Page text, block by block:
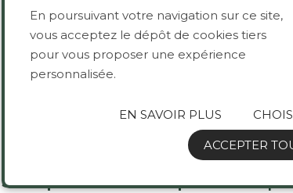
Grande contenance : nos sacs sont disponibles en diverses
Résistants aux poids importants : biodégradable ne signifie
Utilisable pour tout type de déchet : disposez-y vos déchets
conteneur correspondant. Vous pourrez ensuite recycler,
Polyvalent : c’est vous qui choisissez l’usage que vous
disponibles à tarifs dégressifs dans notre boutique en ligne
Sacs poubelles compostables |
En poursuivant votre navigation sur ce site,
vous acceptez le dépôt de cookies tiers
pour vous proposer une expérience
personnalisée.
EN SAVOIR PLUS
ACCEPTER